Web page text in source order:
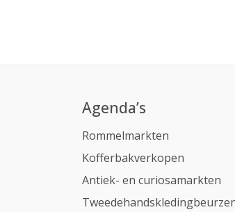
Agenda’s
Rommelmarkten
Kofferbakverkopen
Antiek- en curiosamarkten